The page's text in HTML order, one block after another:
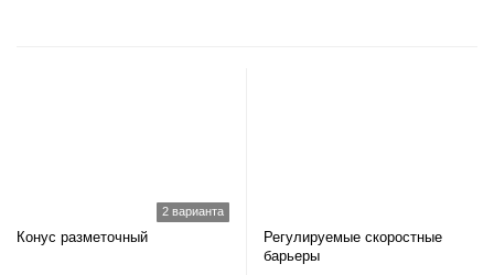
2 варианта
Конус разметочный
Регулируемые скоростные
барьеры